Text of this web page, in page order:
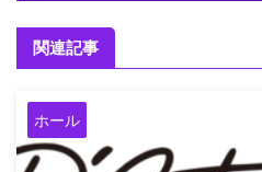
関連記事
ホール